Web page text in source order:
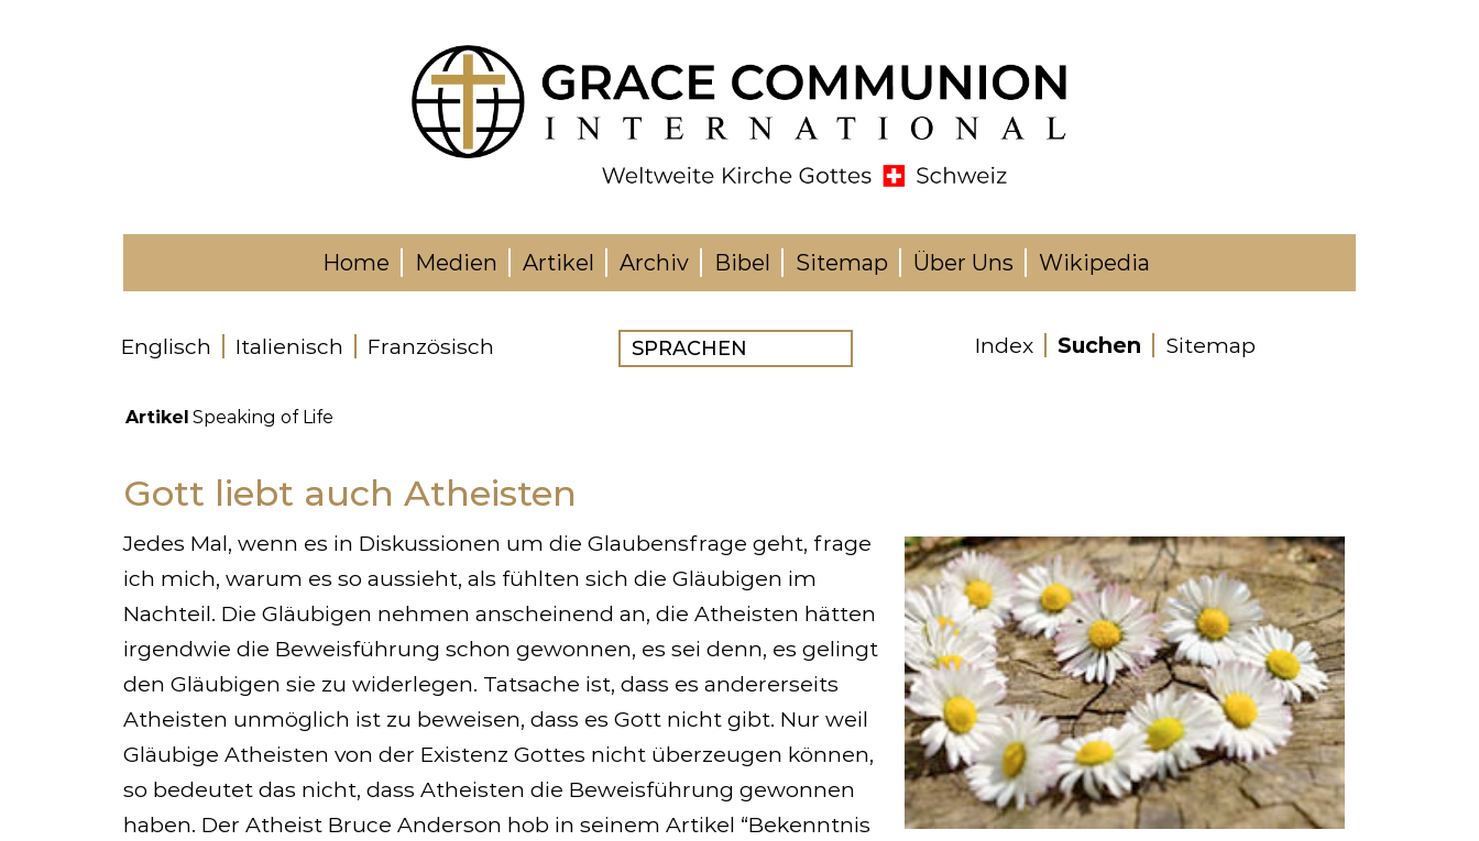
Home Medien Artikel Archiv Bibel Sitemap Über Uns Wikipedia
Englisch Italienisch Französisch Index Suchen Sitemap
Artikel Speaking of Life
Gott liebt auch Atheisten
Jedes Mal, wenn es in Diskussionen um die Glaubensfrage geht, frage
ich mich, warum es so aussieht, als fühlten sich die Gläubigen im
Nachteil. Die Gläubigen nehmen anscheinend an, die Atheisten hätten
irgendwie die Beweisführung schon gewonnen, es sei denn, es gelingt
den Gläubigen sie zu widerlegen. Tatsache ist, dass es andererseits
Atheisten unmöglich ist zu beweisen, dass es Gott nicht gibt. Nur weil
Gläubige Atheisten von der Existenz Gottes nicht überzeugen können,
so bedeutet das nicht, dass Atheisten die Beweisführung gewonnen
haben. Der Atheist Bruce Anderson hob in seinem Artikel “Bekenntnis